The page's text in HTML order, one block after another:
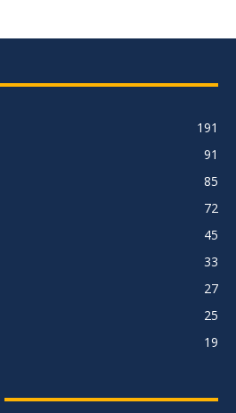
191
91
85
72
45
33
27
25
19